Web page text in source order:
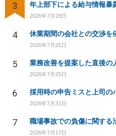
3 年上部下による給与情報暴
2026年7月28日
4 休業期間の会社との交渉を
2026年7月25日
5
2026年7月25日
6 採用時の申告ミスと上司の
2026年7月31日
7 職場事故での負傷に関する
2026年7月17日